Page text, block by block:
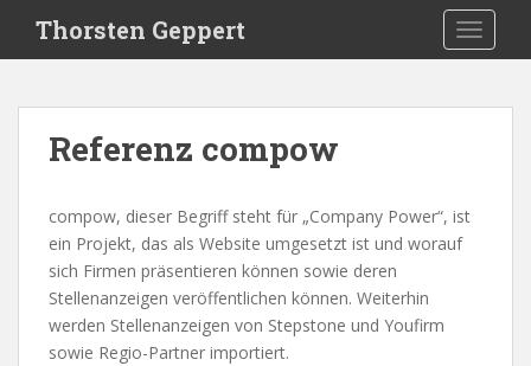
i
Thorsten Geppert
Referenz compow
compow, dieser Begriff steht für „Company Power“, ist
ein Projekt, das als Website umgesetzt ist und worauf
sich Firmen präsentieren können sowie deren
Stellenanzeigen veröffentlichen können. Weiterhin
werden Stellenanzeigen von Stepstone und Youfirm
sowie Regio-Partner importiert.